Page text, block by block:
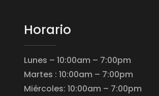
Horario
Lunes – 10:00am – 7:00pm
Martes : 10:00am – 7:00pm
Miércoles: 10:00am – 7:00pm